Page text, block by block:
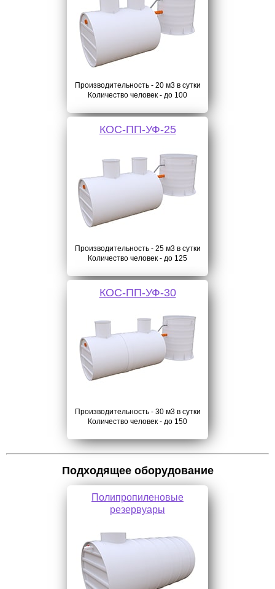
Производительность - 20 м3 в сутки
Количество человек - до 100
КОС-ПП-УФ-25
Производительность - 25 м3 в сутки
Количество человек - до 125
КОС-ПП-УФ-30
Производительность - 30 м3 в сутки
Количество человек - до 150
Подходящее оборудование
Полипропиленовые
резервуары